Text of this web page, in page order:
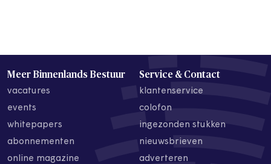
Meer Binnenlands Bestuur
vacatures
events
whitepapers
abonnementen
online magazine
Service & Contact
klantenservice
colofon
ingezonden stukken
nieuwsbrieven
adverteren